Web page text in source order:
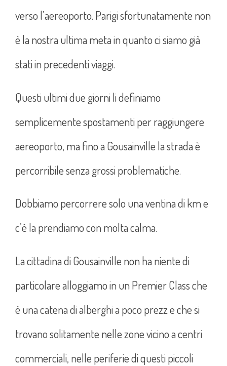
verso l’aereoporto. Parigi sfortunatamente non
è la nostra ultima meta in quanto ci siamo già
stati in precedenti viaggi.
Questi ultimi due giorni li definiamo
semplicemente spostamenti per raggiungere
aereoporto, ma fino a Gousainville la strada è
percorribile senza grossi problematiche.
Dobbiamo percorrere solo una ventina di km e
c’è la prendiamo con molta calma.
La cittadina di Gousainville non ha niente di
particolare alloggiamo in un Premier Class che
è una catena di alberghi a poco prezz e che si
trovano solitamente nelle zone vicino a centri
commerciali, nelle periferie di questi piccoli